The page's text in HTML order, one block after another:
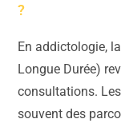
?
En addictologie,
Longue Durée)
consultations.
souvent des